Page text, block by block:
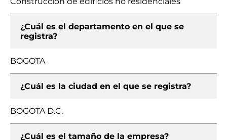
¿Cuál es el departamento en el que se
registra?
BOGOTA
¿Cuál es la ciudad en el que se registra?
BOGOTA D.C.
¿Cuál es el tamaño de la empresa?